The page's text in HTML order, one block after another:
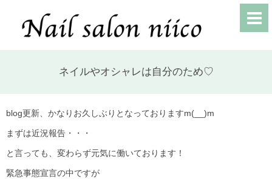
ネイルやオシャレは自分のため♡
blog更新、かなりお久しぶりとなっておりますm(__)m
まずは近況報告・・・
と言っても、変わらず元気に働いております！
緊急事態宣言の中ですが